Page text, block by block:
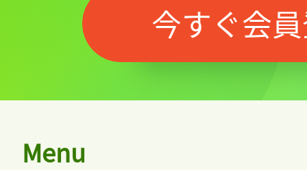
今すぐ会
Menu